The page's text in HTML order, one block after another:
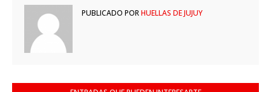
PUBLICADO PORHUELLAS DE JUJUY